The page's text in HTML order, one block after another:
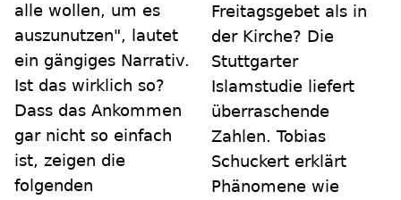
alle wollen, um es
auszunutzen", lautet
ein gängiges Narrativ.
Ist das wirklich so?
Dass das Ankommen
gar nicht so einfach
ist, zeigen die
folgenden
Freitagsgebet als in
der Kirche? Die
Stuttgarter
Islamstudie liefert
überraschende
Zahlen. Tobias
Schuckert erklärt
Phänomene wie